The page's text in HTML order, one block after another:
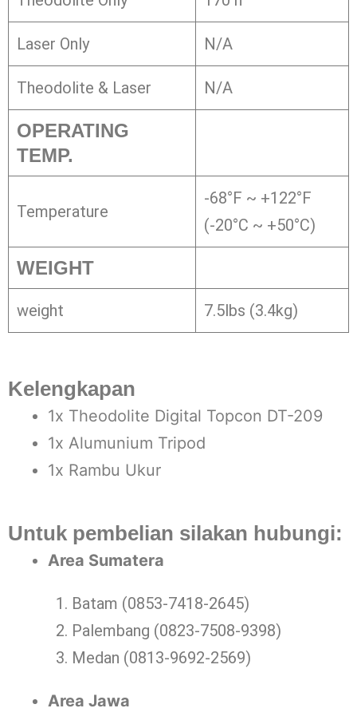
Laser Only N/A
Theodolite & Laser N/A
OPERATING
TEMP.
Temperature
-68°F ~ +122°F
(-20°C ~ +50°C)
WEIGHT
weight 7.5lbs (3.4kg)
Kelengkapan
1x Theodolite Digital Topcon DT-209
1x Alumunium Tripod
1x Rambu Ukur
Untuk pembelian silakan hubungi:
Area Sumatera
Batam (0853-7418-2645)
Palembang (0823-7508-9398)
Medan (0813-9692-2569)
Area Jawa